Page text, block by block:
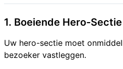
1. Boeiende Hero-Sectie
Uw hero-sectie moet
bezoeker vastleggen.